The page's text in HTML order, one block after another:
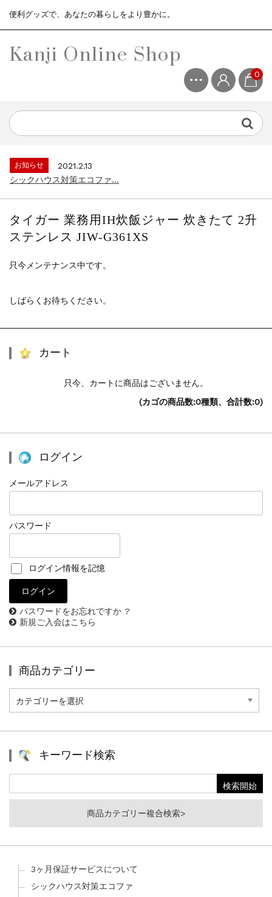
便利グッズで、あなたの暮らしをより豊かに。
Kanji Online Shop 0
シックハウス対策エコファ...
お知らせ
2021.4.13
お知らせ
2021.2.13
シックハウス対策エコファ...
お知らせ
2021.2.13
シックハウス対策エコファ...
タイガー 業務用IH炊飯ジャー 炊きたて 2升
ステンレス JIW-G361XS
只今メンテナンス中です。
しばらくお待ちください。
カート
只今、カートに商品はございません。
(カゴの商品数:0種類、合計数:0)
ログイン
メールアドレス
パスワード
ログイン情報を記憶
パスワードをお忘れですか ?
新規ご入会はこちら
商品カテゴリー
品
カ
キーワード検索
商品カテゴリー複合検索>
3ヶ月保証サービスについて
シックハウス対策エコファ